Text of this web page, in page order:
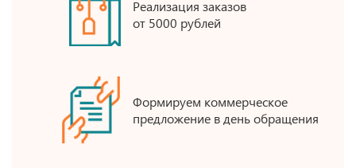
Реализация заказов
от 5000 рублей
Формируем коммерческое
предложение в день обращения